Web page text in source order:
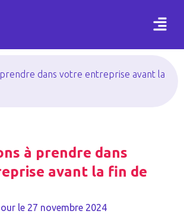
prendre dans votre entreprise avant la
à prendre dans
avant la fin de
le 27 novembre 2024